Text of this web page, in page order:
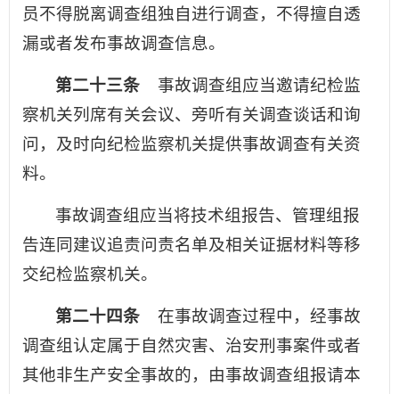
员不得脱离调查组独自进行调查，不得擅自透
漏或者发布事故调查信息。
第二十三条 事故调查组应当邀请纪检监
察机关列席有关会议、旁听有关调查谈话和询
问，及时向纪检监察机关提供事故调查有关资
料。
事故调查组应当将技术组报告、管理组报
告连同建议追责问责名单及相关证据材料等移
交纪检监察机关。
第二十四条 在事故调查过程中，经事故
调查组认定属于自然灾害、治安刑事案件或者
其他非生产安全事故的，由事故调查组报请本